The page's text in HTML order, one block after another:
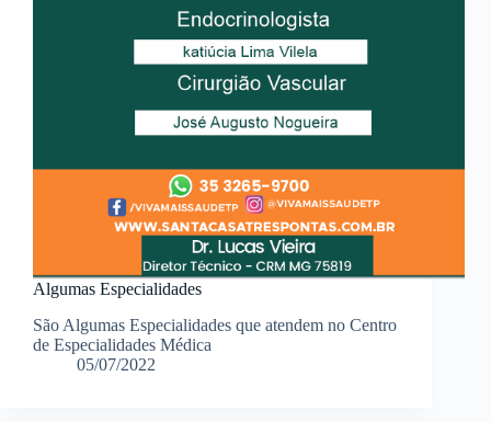
Algumas Especialidades
São Algumas Especialidades que atendem no Centro
de Especialidades Médica
05/07/2022